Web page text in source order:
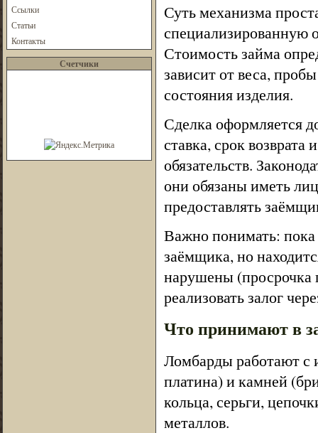
Ссылки
Статьи
Контакты
Счетчики
Суть механизма
специализированную
Стоимость займа
зависит от веса,
состояния изделия.
Сделка оформляется
ставка, срок
обязательств.
они обязаны иметь
предоставлять
Важно понимать: пока
заёмщика, но
нарушены (просрочка
реализовать залог
Что принимают в
Ломбарды работают с
платина) и камней
кольца, серьги,
металлов.